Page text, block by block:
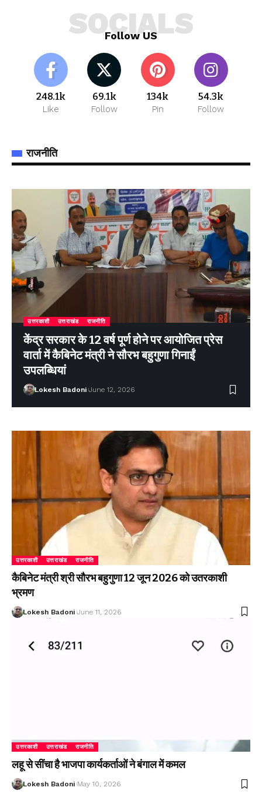
Follow US
SOCIALS
248.1k
Like
69.1k
Follow
134k
Pin
54.3k
Follow
राजनीति
उत्तरकाशी उत्तराखंड राजनीति
केंद्र सरकार के 12 वर्ष पूर्ण होने पर आयोजित प्रेस
वार्ता में कैबिनेट मंत्री ने सौरभ बहुगुणा गिनाईं
उपलब्धियां
Lokesh Badoni June 12, 2026
उत्तरकाशी उत्तराखंड राजनीति
कैबिनेट मंत्री श्री सौरभ बहुगुणा 12 जून 2026 को उतरकाशी
भ्रमण
Lokesh Badoni June 11, 2026
उत्तरकाशी उत्तराखंड राजनीति
लहू से सींचा है भाजपा कार्यकर्ताओं ने बंगाल में कमल
Lokesh Badoni May 10, 2026